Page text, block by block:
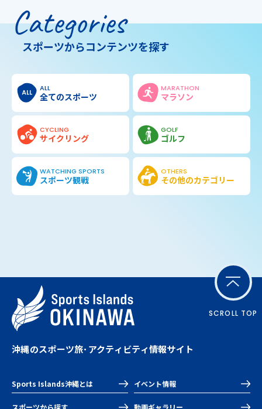
Categories
スポーツからコンテンツを探す
ALL
全てのスポーツ
MARATHON
マラソン
CYCLING
サイクリング
GOLF
ゴルフ
WATCHING SPORTS
スポーツ観戦
OTHERS
その他のカテゴリー
SCROLL TOP
沖縄のスポーツ旅･アクティビティ情報サイト
Sports Islands沖縄とは イベント情報